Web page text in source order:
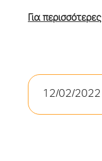
Για
12/02/2022